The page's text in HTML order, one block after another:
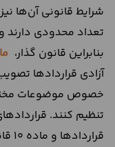
شرایط قانونی آن‌ها
تعداد محدودی دارند
بنابراین قانون گذار،
آزادی قراردادها
خصوص موضوعات
تنظیم کنند.
قراردادها و ماده 10 قانون مدنی محقق می‌شوند.